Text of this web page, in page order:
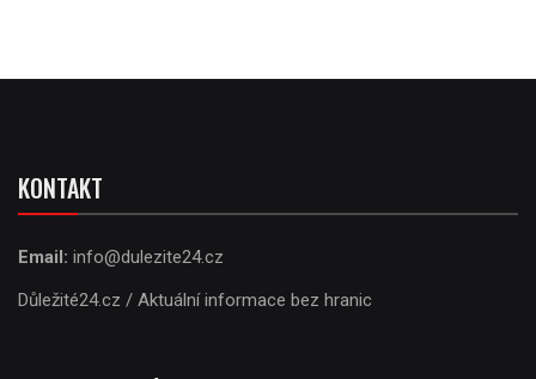
KONTAKT
Email: info@dulezite24.cz
Důležité24.cz / Aktuální informace bez hranic